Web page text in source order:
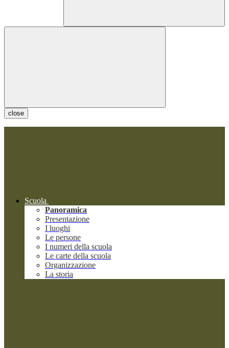
close
Scuola
Panoramica
Presentazione
I luoghi
Le persone
I numeri della scuola
Le carte della scuola
Organizzazione
La storia